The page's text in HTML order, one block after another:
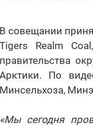
В совещании
Tigers Realm
правительства
Арктики. По
Минсельхоза,
«Мы сегодня